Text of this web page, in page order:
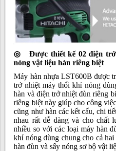
◎ Được thiết kế 02 điện trở
nóng vật liệu hàn riêng biệt
Máy hàn nhựa LST600B được
trở nhiệt máy thổi khí nóng
hàn và điện trở nhiệt đùn riêng
riêng biệt này giúp cho công
cũng như hàn các kết cấu, chi
nhau rất dễ dàng và cho chất
nhiều so với các loại máy hàn
khí nóng dùng chung cho cả
hàn đùn và sấy nóng sơ bộ vật